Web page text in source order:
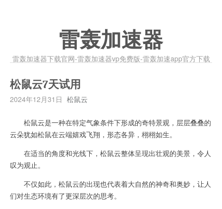
雷轰加速器
雷轰加速器下载官网-雷轰加速器vp免费版-雷轰加速app官方下载
松鼠云7天试用
2024年12月31日 松鼠云
松鼠云是一种在特定气象条件下形成的奇特景观，层层叠叠的
云朵犹如松鼠在云端嬉戏飞翔，形态各异，栩栩如生。
在适当的角度和光线下，松鼠云整体呈现出壮观的美景，令人
叹为观止。
不仅如此，松鼠云的出现也代表着大自然的神奇和奥妙，让人
们对生态环境有了更深层次的思考。